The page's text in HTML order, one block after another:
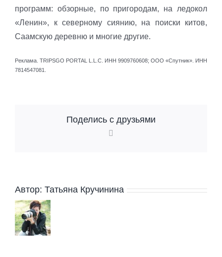
программ: обзорные, по пригородам, на ледокол
«Ленин», к северному сиянию, на поиски китов,
Саамскую деревню и многие другие.
Реклама. TRIPSGO PORTAL L.L.C. ИНН 9909760608; ООО «Спутник». ИНН
7814547081.
Поделись с друзьями
Автор: Татьяна Кручинина